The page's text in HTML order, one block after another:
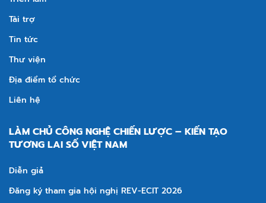
Tài trợ
Tin tức
Thư viện
Địa điểm tổ chức
Liên hệ
LÀM CHỦ CÔNG NGHỆ CHIẾN LƯỢC – KIẾN TẠO
TƯƠNG LAI SỐ VIỆT NAM
Diễn giả
Đăng ký tham gia hội nghị REV-ECIT 2026